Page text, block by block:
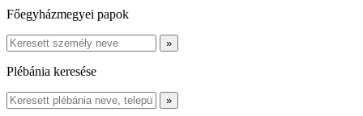
Főegyházmegyei papok
Plébánia keresése